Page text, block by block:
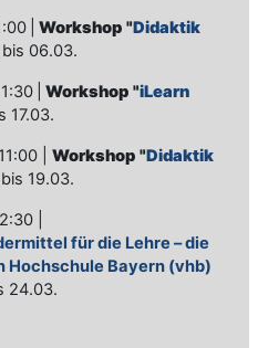
Workshop "Didaktik
06.03.
Workshop "iLearn
17.03.
Workshop "Didaktik
19.03.
|
für die Lehre – die
Hochschule Bayern (vhb)
24.03.